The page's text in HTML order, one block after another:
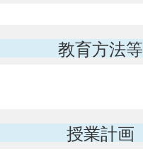
教育方法等
授業計画